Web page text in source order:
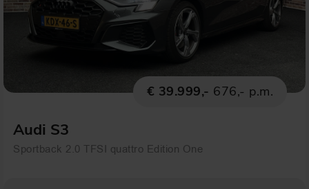
€ 39.999,- 676,- p.m.
Audi S3
Sportback 2.0 TFSI quattro Edition One